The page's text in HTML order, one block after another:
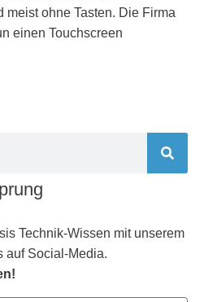
meist ohne Tasten. Die Firma
einen Touchscreen
Technik-Wissen mit unserem
auf Social-Media.